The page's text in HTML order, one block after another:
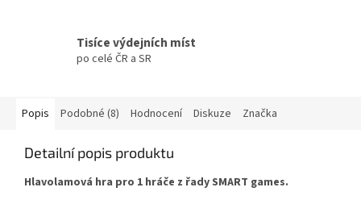
Tisíce výdejních míst
po celé ČR a SR
Popis Podobné (8) Hodnocení Diskuze Značka
Detailní popis produktu
Hlavolamová hra pro 1 hráče z řady SMART games.